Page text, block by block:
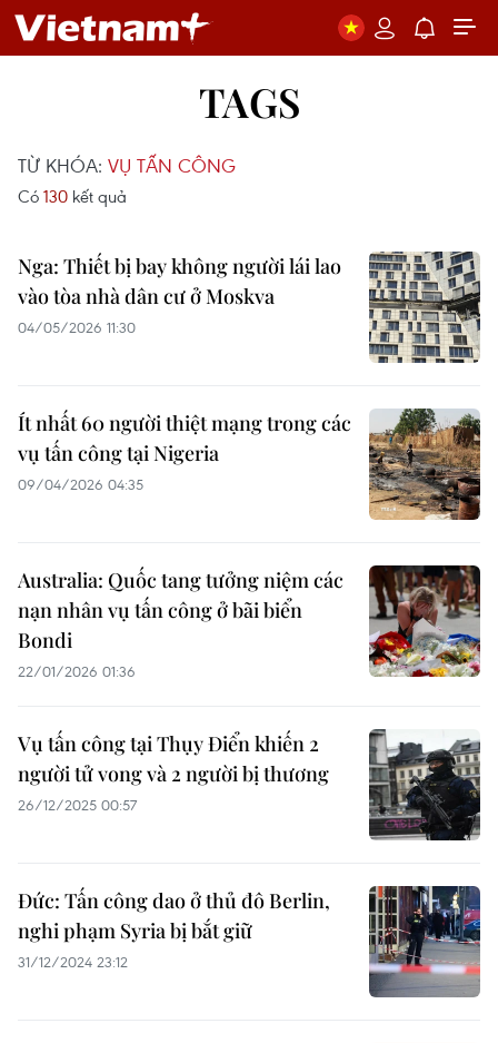
TAGS
TỪ KHÓA: VỤ TẤN CÔNG
Có 130 kết quả
Nga: Thiết bị bay không người lái lao
vào tòa nhà dân cư ở Moskva
04/05/2026 11:30
Ít nhất 60 người thiệt mạng trong các
vụ tấn công tại Nigeria
09/04/2026 04:35
Australia: Quốc tang tưởng niệm các
nạn nhân vụ tấn công ở bãi biển
Bondi
22/01/2026 01:36
Vụ tấn công tại Thụy Điển khiến 2
người tử vong và 2 người bị thương
26/12/2025 00:57
Đức: Tấn công dao ở thủ đô Berlin,
nghi phạm Syria bị bắt giữ
31/12/2024 23:12